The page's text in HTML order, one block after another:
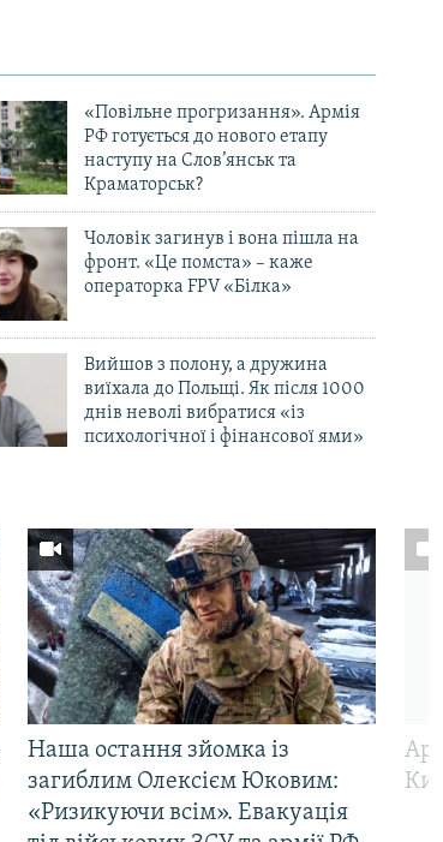
«Повільне прогризання». Армія
РФ готується до нового етапу
наступу на Слов’янськ та
Краматорськ?
Чоловік загинув і вона пішла на
фронт. «Це помста» – каже
операторка FPV «Білка»
Вийшов з полону, а дружина
виїхала до Польщі. Як після 1000
днів неволі вибратися «із
психологічної і фінансової ями»
Наша остання зйомка із
загиблим Олексієм Юковим:
«Ризикуючи всім». Евакуація